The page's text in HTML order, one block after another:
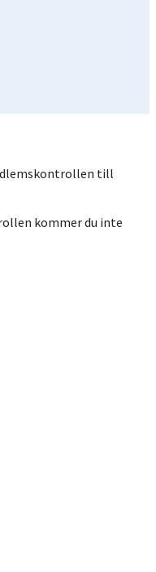
till
kommer du inte